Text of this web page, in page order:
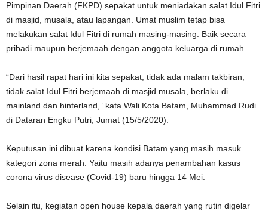
Pimpinan Daerah (FKPD) sepakat untuk meniadakan salat Idul Fitri
di masjid, musala, atau lapangan. Umat muslim tetap bisa
melakukan salat Idul Fitri di rumah masing-masing. Baik secara
pribadi maupun berjemaah dengan anggota keluarga di rumah.
“Dari hasil rapat hari ini kita sepakat, tidak ada malam takbiran,
tidak salat Idul Fitri berjemaah di masjid musala, berlaku di
mainland dan hinterland,” kata Wali Kota Batam, Muhammad Rudi
di Dataran Engku Putri, Jumat (15/5/2020).
Keputusan ini dibuat karena kondisi Batam yang masih masuk
kategori zona merah. Yaitu masih adanya penambahan kasus
corona virus disease (Covid-19) baru hingga 14 Mei.
Selain itu, kegiatan open house kepala daerah yang rutin digelar